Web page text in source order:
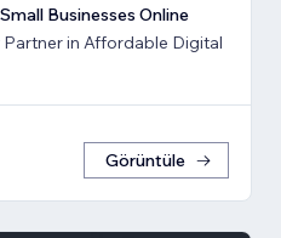
Businesses Online
in Affordable Digital
Görüntüle